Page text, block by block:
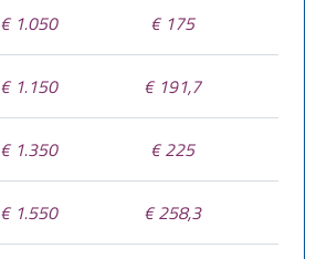
€ 1.050 € 175
€ 1.150 € 191,7
€ 1.350 € 225
€ 1.550 € 258,3